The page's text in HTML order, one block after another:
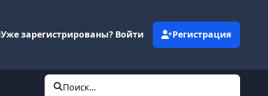
Уже зарегистрированы? Войти Регистрация
Поиск...